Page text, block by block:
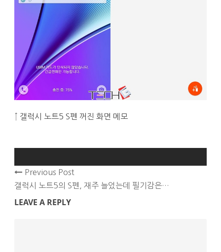
↑ 갤럭시 노트5 S펜 꺼진 화면 메모
Previous Post
갤럭시 노트5의 S펜, 재주 늘었는데 필기감은…
LEAVE A REPLY